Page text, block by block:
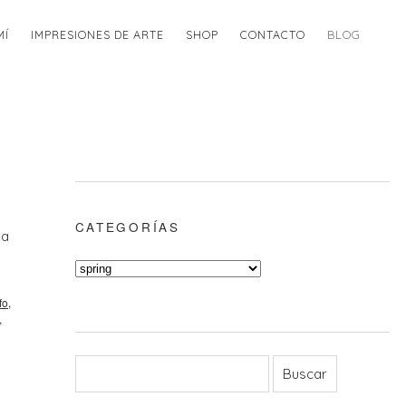
IMPRESIONES DE ARTE SHOP CONTACTO BLOG
,
,
CATEGORÍAS